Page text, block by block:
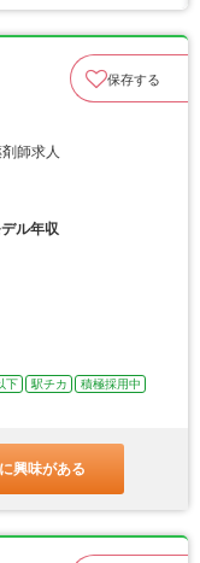
保存する
師求人
ル年収
下 駅チカ
積極採用中
興味がある